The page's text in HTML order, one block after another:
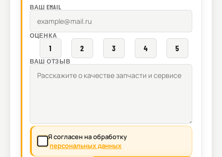
ВАШ EMAIL
ОЦЕНКА
1 2 3 4 5
ВАШ ОТЗЫВ
Я согласен на обработку
персональных данных